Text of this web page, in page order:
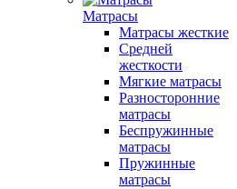
Матрасы
Матрасы жесткие
Средней
жесткости
Мягкие матрасы
Разносторонние
матрасы
Беспружинные
матрасы
Пружинные
матрасы